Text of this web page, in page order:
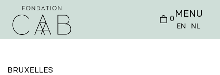
0 MENU
EN NL
BRUXELLES